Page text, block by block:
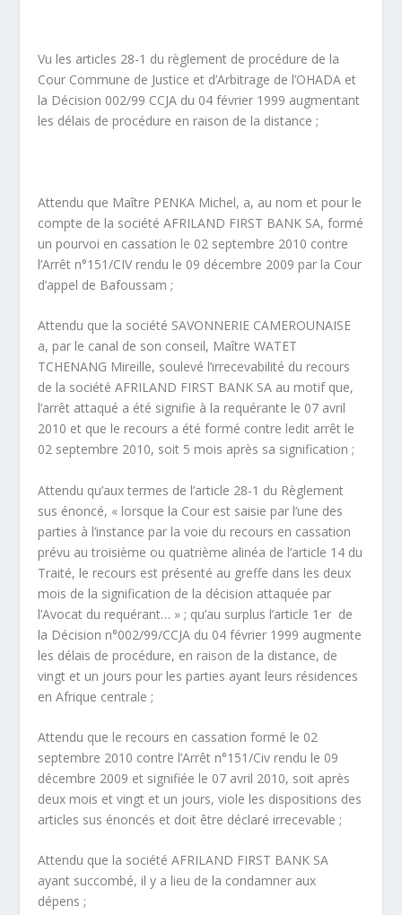
Vu les articles 28-1 du règlement de procédure de la
Cour Commune de Justice et d’Arbitrage de l’OHADA et
la Décision 002/99 CCJA du 04 février 1999 augmentant
les délais de procédure en raison de la distance ;
Attendu que Maître PENKA Michel, a, au nom et pour le
compte de la société AFRILAND FIRST BANK SA, formé
un pourvoi en cassation le 02 septembre 2010 contre
l’Arrêt n°151/CIV rendu le 09 décembre 2009 par la Cour
d’appel de Bafoussam ;
Attendu que la société SAVONNERIE CAMEROUNAISE
a, par le canal de son conseil, Maître WATET
TCHENANG Mireille, soulevé l’irrecevabilité du recours
de la société AFRILAND FIRST BANK SA au motif que,
l’arrêt attaqué a été signifie à la requérante le 07 avril
2010 et que le recours a été formé contre ledit arrêt le
02 septembre 2010, soit 5 mois après sa signification ;
Attendu qu’aux termes de l’article 28-1 du Règlement
sus énoncé, « lorsque la Cour est saisie par l’une des
parties à l’instance par la voie du recours en cassation
prévu au troisième ou quatrième alinéa de l’article 14 du
Traité, le recours est présenté au greffe dans les deux
mois de la signification de la décision attaquée par
l’Avocat du requérant… » ; qu’au surplus l’article 1 er de
la Décision n°002/99/CCJA du 04 février 1999 augmente
les délais de procédure, en raison de la distance, de
vingt et un jours pour les parties ayant leurs résidences
en Afrique centrale ;
Attendu que le recours en cassation formé le 02
septembre 2010 contre l’Arrêt n°151/Civ rendu le 09
décembre 2009 et signifiée le 07 avril 2010, soit après
deux mois et vingt et un jours, viole les dispositions des
articles sus énoncés et doit être déclaré irrecevable ;
Attendu que la société AFRILAND FIRST BANK SA
ayant succombé, il y a lieu de la condamner aux
dépens ;